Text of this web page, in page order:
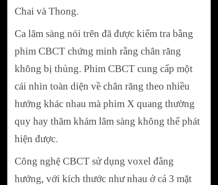
Chai và Thong.
Ca lâm sàng nói trên đã được kiểm tra bằng
phim CBCT chứng minh rằng chân răng
không bị thủng. Phim CBCT cung cấp một
cái nhìn toàn diện về chân răng theo nhiều
hướng khác nhau mà phim X quang thường
quy hay thăm khám lâm sàng không thể phát
hiện được.
Công nghệ CBCT sử dụng voxel đẳng
hướng, với kích thước như nhau ở cả 3 mặt